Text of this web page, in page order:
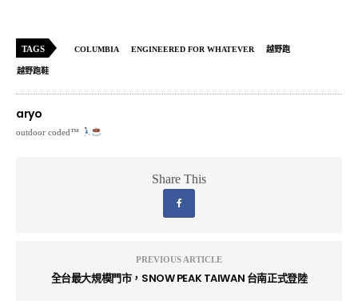
TAGS COLUMBIA ENGINEERED FOR WHATEVER 越野跑
越野跑鞋
aryo
outdoor coded™
Share This
PREVIOUS ARTICLE
全台最大規模門市，SNOW PEAK TAIWAN 台南正式登陸